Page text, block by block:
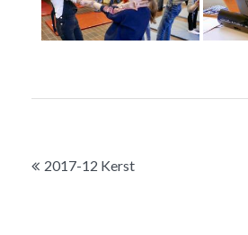
Bericht
2017-12 Kerst